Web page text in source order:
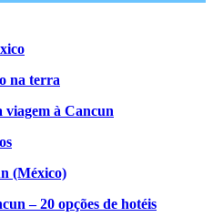
na terra
viagem à Cancun
(México)
– 20 opções de hotéis